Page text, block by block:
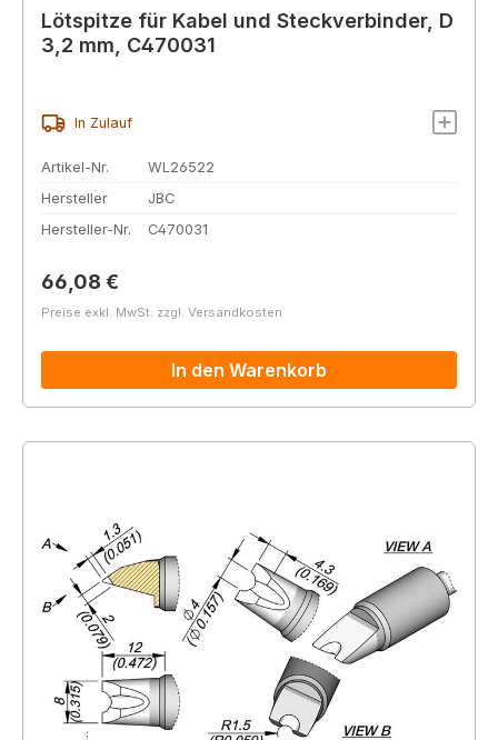
Lötspitze für Kabel und Steckverbinder, D
3,2 mm, C470031
In Zulauf
Artikel-Nr.
WL26522
Hersteller
JBC
Hersteller-Nr.
C470031
Regulärer Preis:
66,08 €
Preise exkl. MwSt. zzgl. Versandkosten
In den Warenkorb